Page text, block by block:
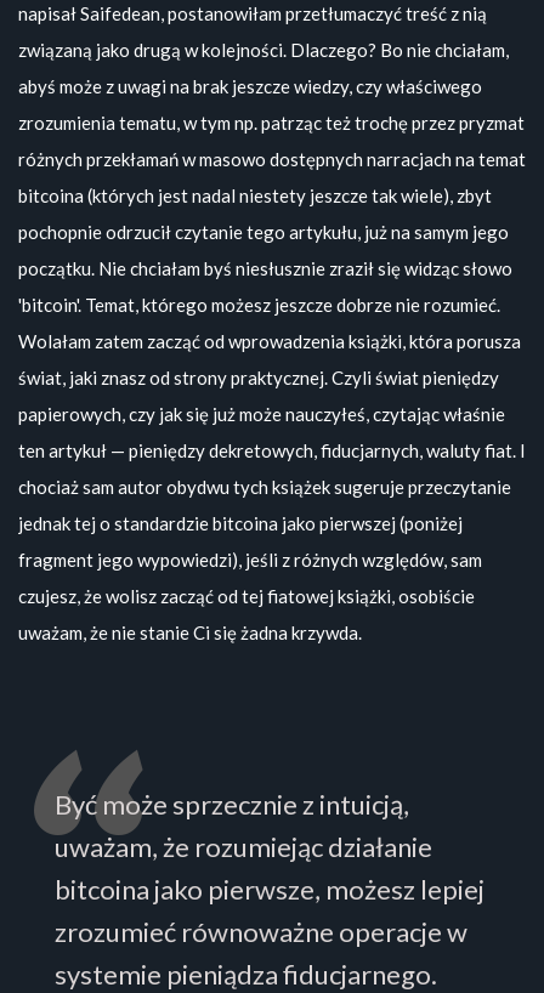
napisał Saifedean, postanowiłam przetłumaczyć treść z nią
związaną jako drugą w kolejności. Dlaczego? Bo nie chciałam,
abyś może z uwagi na brak jeszcze wiedzy, czy właściwego
zrozumienia tematu, w tym np. patrząc też trochę przez pryzmat
różnych przekłamań w masowo dostępnych narracjach na temat
bitcoina (których jest nadal niestety jeszcze tak wiele), zbyt
pochopnie odrzucił czytanie tego artykułu, już na samym jego
początku. Nie chciałam byś niesłusznie zraził się widząc słowo
'bitcoin'. Temat, którego możesz jeszcze dobrze nie rozumieć.
Wolałam zatem zacząć od wprowadzenia książki, która porusza
świat, jaki znasz od strony praktycznej. Czyli świat pieniędzy
papierowych, czy jak się już może nauczyłeś, czytając właśnie
ten artykuł — pieniędzy dekretowych, fiducjarnych, waluty fiat. I
chociaż sam autor obydwu tych książek sugeruje przeczytanie
jednak tej o standardzie bitcoina jako pierwszej (poniżej
fragment jego wypowiedzi), jeśli z różnych względów, sam
czujesz, że wolisz zacząć od tej fiatowej książki, osobiście
uważam, że nie stanie Ci się żadna krzywda.
Być może sprzecznie z intuicją,
uważam, że rozumiejąc działanie
bitcoina jako pierwsze, możesz lepiej
zrozumieć równoważne operacje w
systemie pieniądza fiducjarnego.